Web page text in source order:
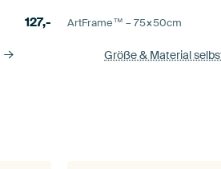
127,- ArtFrame™ –75×50cm
Größe & Material